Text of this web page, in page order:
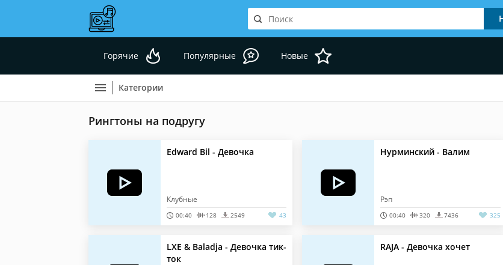
Горячие Популярные Новые
Категории
Рингтоны на подругу
Edward Bil - Девочка
Клубные
00:40 128 2549 43
Нурминский - Валим
Рэп
00:40 320 7436 325
LXE & Baladja - Девочка тик-
ток
RAJA - Девочка хочет